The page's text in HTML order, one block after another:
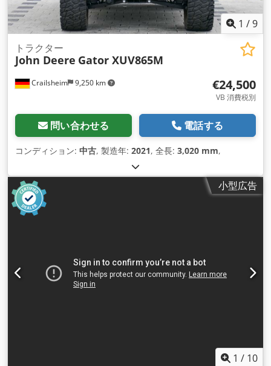
1 /9
Crailsheim 9,250 km
トラクター
John Deere Gator XUV865M
€24,500
VB 消費税別
問い合わせる 電話する
コンディション: 中古, 製造年: 2021, 全長: 3,020 mm,
小型広告
1 / 10